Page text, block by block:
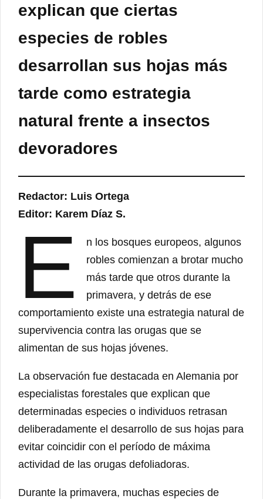
explican que ciertas
especies de robles
desarrollan sus hojas más
tarde como estrategia
natural frente a insectos
devoradores
Redactor: Luis Ortega
Editor: Karem Díaz S.
E
n los bosques europeos, algunos
robles comienzan a brotar mucho
más tarde que otros durante la
primavera, y detrás de ese
comportamiento existe una estrategia natural de
supervivencia contra las orugas que se
alimentan de sus hojas jóvenes.
La observación fue destacada en Alemania por
especialistas forestales que explican que
determinadas especies o individuos retrasan
deliberadamente el desarrollo de sus hojas para
evitar coincidir con el período de máxima
actividad de las orugas defoliadoras.
Durante la primavera, muchas especies de